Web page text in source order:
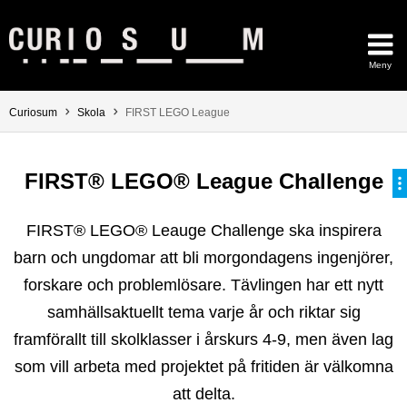
Hoppa direkt till innehållet
Meny
Huvudmenyn dold.
Curiosum Skola Du är här:
FIRST LEGO League
FIRST® LEGO® League Challenge
FIRST® LEGO® Leauge Challenge ska inspirera
barn och ungdomar att bli morgondagens ingenjörer,
forskare och problemlösare. Tävlingen har ett nytt
samhällsaktuellt tema varje år och riktar sig
framförallt till skolklasser i årskurs 4-9, men även lag
som vill arbeta med projektet på fritiden är välkomna
att delta.